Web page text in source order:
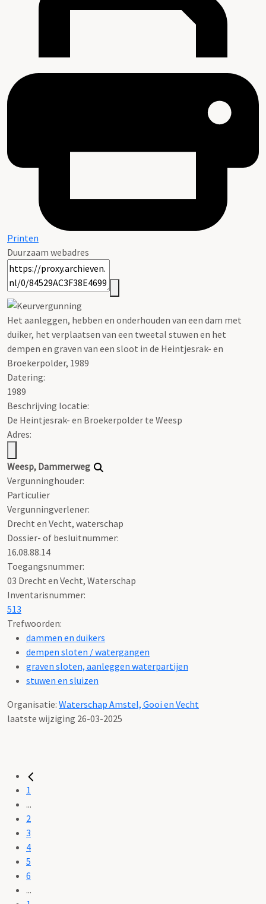
Printen
Duurzaam webadres
Het aanleggen, hebben en onderhouden van een dam met
duiker, het verplaatsen van een tweetal stuwen en het
dempen en graven van een sloot in de Heintjesrak- en
Broekerpolder, 1989
Datering:
1989
Beschrijving locatie:
De Heintjesrak- en Broekerpolder te Weesp
Adres:
Weesp, Dammerweg
Vergunninghouder:
Particulier
Vergunningverlener:
Drecht en Vecht, waterschap
Dossier- of besluitnummer:
16.08.88.14
Toegangsnummer:
03 Drecht en Vecht, Waterschap
Inventarisnummer:
513
Trefwoorden:
dammen en duikers
dempen sloten / watergangen
graven sloten, aanleggen waterpartijen
stuwen en sluizen
Organisatie: Waterschap Amstel, Gooi en Vecht
laatste wijziging 26-03-2025
1
...
2
3
4
5
6
...